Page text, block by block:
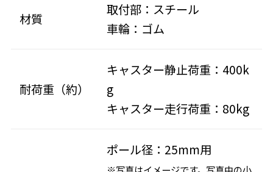
材質
取付部：スチール
車輪：ゴム
耐荷重（約）
キャスター静止荷重：400k
g
キャスター走行荷重：80kg
ポール径：25mm用